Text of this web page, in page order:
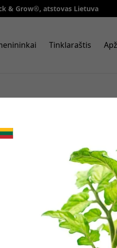
& Grow®, atstovas Lietuva
Tinklaraštis
rinkinys kaip
Norėdami